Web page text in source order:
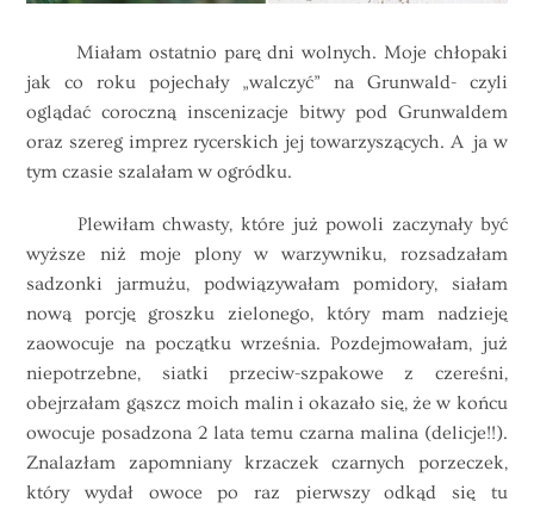
Miałam ostatnio parę dni wolnych. Moje chłopaki
jak co roku pojechały „walczyć” na Grunwald- czyli
oglądać coroczną inscenizacje bitwy pod Grunwaldem
oraz szereg imprez rycerskich jej towarzyszących. A ja w
tym czasie szalałam w ogródku.
Plewiłam chwasty, które już powoli zaczynały być
wyższe niż moje plony w warzywniku, rozsadzałam
sadzonki jarmużu, podwiązywałam pomidory, siałam
nową porcję groszku zielonego, który mam nadzieję
zaowocuje na początku września. Pozdejmowałam, już
niepotrzebne, siatki przeciw-szpakowe z czereśni,
obejrzałam gąszcz moich malin i okazało się, że w końcu
owocuje posadzona 2 lata temu czarna malina (delicje!!).
Znalazłam zapomniany krzaczek czarnych porzeczek,
który wydał owoce po raz pierwszy odkąd się tu